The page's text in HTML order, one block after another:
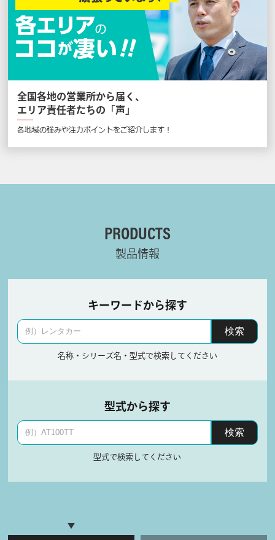
全国各地の営業所から届く、
エリア責任者たちの「声」
各地域の強みや注力ポイントをご紹介します！
PRODUCTS
製品情報
キーワードから探す
名称・シリーズ名・型式で検索してください
型式から探す
型式で検索してください